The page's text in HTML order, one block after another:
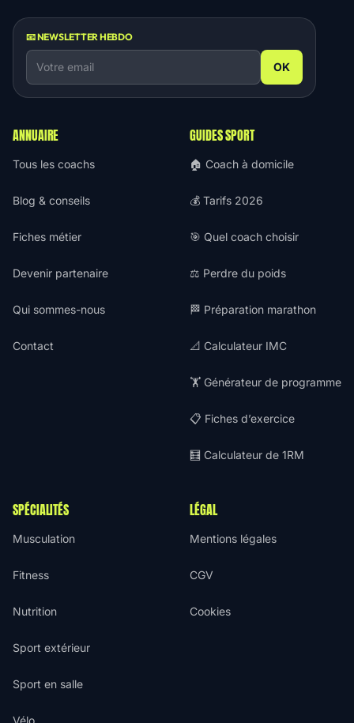
📧 NEWSLETTER HEBDO
OK
ANNUAIRE
Tous les coachs
Blog & conseils
Fiches métier
Devenir partenaire
Qui sommes-nous
Contact
GUIDES SPORT
🏠 Coach à domicile
💰 Tarifs 2026
🎯 Quel coach choisir
⚖️ Perdre du poids
🏁 Préparation marathon
📐 Calculateur IMC
🏋️ Générateur de programme
📋 Fiches d’exercice
🧮 Calculateur de 1RM
SPÉCIALITÉS
Musculation
Fitness
Nutrition
Sport extérieur
Sport en salle
Vélo
LÉGAL
Mentions légales
CGV
Cookies